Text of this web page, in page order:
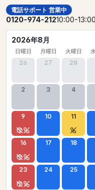
電話サポート 営業中
0120-974-21210:00-
2026年8月
日曜日 月曜日 火曜日
26 27 28
2 3 4
9 10 11
16 17 18
23 24 25